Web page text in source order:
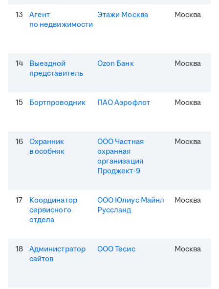
13
Агент
по недвижимости
Этажи Москва Москва
14
Выездной
представитель
Ozon Банк Москва
15 Бортпроводник ПАО Аэрофлот Москва
16
Охранник
в особняк
ООО Частная
охранная
организация
Проджект-9
Москва
17
Координатор
сервисного
отдела
ООО Юлиус Майнл
Руссланд
Москва
18
Администратор
сайтов
ООО Тесис Москва